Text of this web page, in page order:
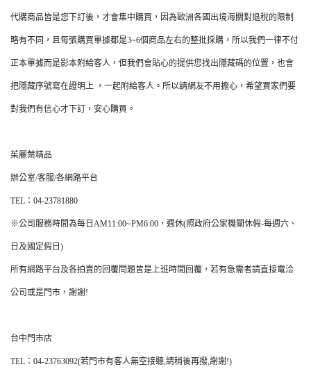
代購商品皆是您下訂後，才會集中購買，因為歐洲各國出境海關對退稅的限制
略有不同，且每張購買單據都是3~6個商品左右的整批採購，所以我們一律不付
正本單據而是影本附給客人，但我們會貼心的提供您找出隱藏碼的位置，也會
把隱藏序號寫在證明上 ，一起附給客人。所以請網友不用擔心，希望買家們要
對我們有信心才下訂，安心購買。
茱麗葉精品
辦公室/客服/各網路平台
TEL：04-23781880
※公司服務時間為每日AM11:00~PM6:00，週休(照政府公家機關休假-每週六、
日及國定假日)
所有網路平台及各拍賣的回覆問題皆是上班時間回覆，若有急需者請直接電洽
公司或是門市，謝謝!
台中門市店
TEL：04-23763092(若門市有客人無空接聽,請稍後再撥,謝謝!)